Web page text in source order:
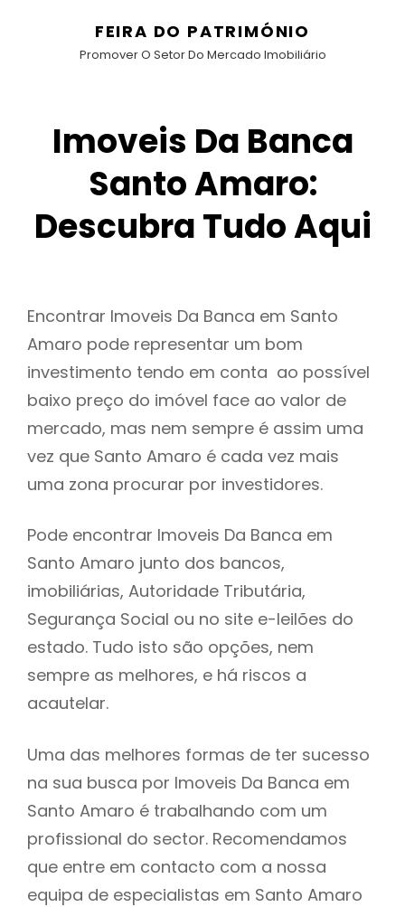
FEIRA DO PATRIMÓNIO
Promover O Setor Do Mercado Imobiliário
Imoveis Da Banca
Santo Amaro:
Descubra Tudo Aqui
Encontrar Imoveis Da Banca em Santo
Amaro pode representar um bom
investimento tendo em conta ao possível
baixo preço do imóvel face ao valor de
mercado, mas nem sempre é assim uma
vez que Santo Amaro é cada vez mais
uma zona procurar por investidores.
Pode encontrar Imoveis Da Banca em
Santo Amaro junto dos bancos,
imobiliárias, Autoridade Tributária,
Segurança Social ou no site e-leilões do
estado. Tudo isto são opções, nem
sempre as melhores, e há riscos a
acautelar.
Uma das melhores formas de ter sucesso
na sua busca por Imoveis Da Banca em
Santo Amaro é trabalhando com um
profissional do sector. Recomendamos
que entre em contacto com a nossa
equipa de especialistas em Santo Amaro